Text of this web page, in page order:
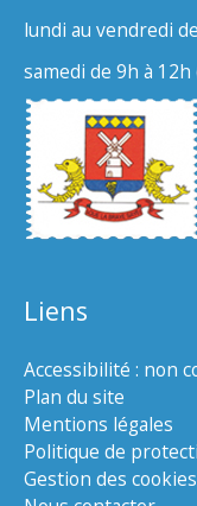
lundi au vendredi
samedi de 9h à
Liens
Accessibilité : non
Plan du site
Mentions légales
Politique de
Gestion des cookies